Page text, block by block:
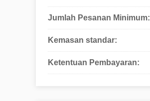
Jumlah Pesanan Minimum:
Kemasan standar:
Ketentuan Pembayaran: